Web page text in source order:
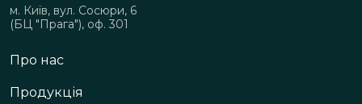
м. Київ, вул. Сосюри, 6
(БЦ "Прага"), оф. 301
Про нас
Продукція